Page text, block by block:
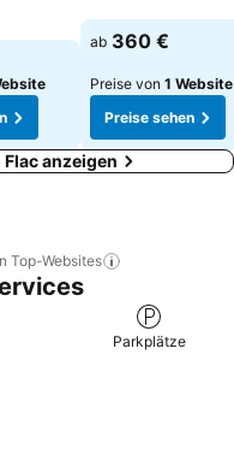
ab 360 €
Preise von 1 Website
Preise sehen
anzeigen
Top-Websites
Parkplätze